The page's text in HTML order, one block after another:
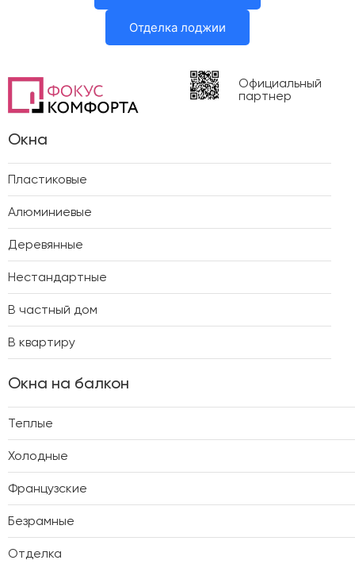
Отделка лоджии
Официальный
партнер
Окна
Пластиковые
Алюминиевые
Деревянные
Нестандартные
В частный дом
В квартиру
Окна на балкон
Теплые
Холодные
Французские
Безрамные
Отделка